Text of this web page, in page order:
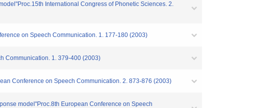
International Congress of Phonetic Sciences. 2.
on Speech Communication. 1. 177-180 (2003)
Communication. 1. 379-400 (2003)
Conference on Speech Communication. 2. 873-876 (2003)
model"Proc.8th European Conference on Speech